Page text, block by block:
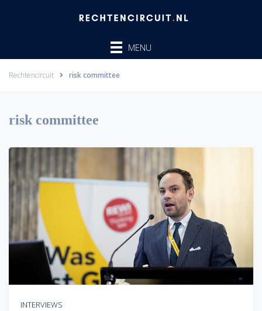
MENU
Rechtencircuit risk committee
risk committee
INTERVIEWS